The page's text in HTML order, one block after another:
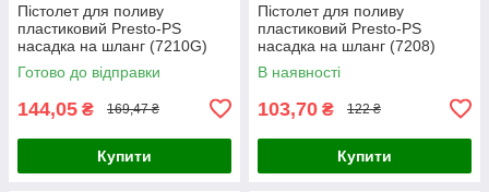
Пістолет для поливу
пластиковий Presto-PS
насадка на шланг (7210G)
Готово до відправки
144,05 ₴ 169,47 ₴
Купити
Пістолет для поливу
пластиковий Presto-PS
насадка на шланг (7208)
В наявності
103,70 ₴ 122 ₴
Купити